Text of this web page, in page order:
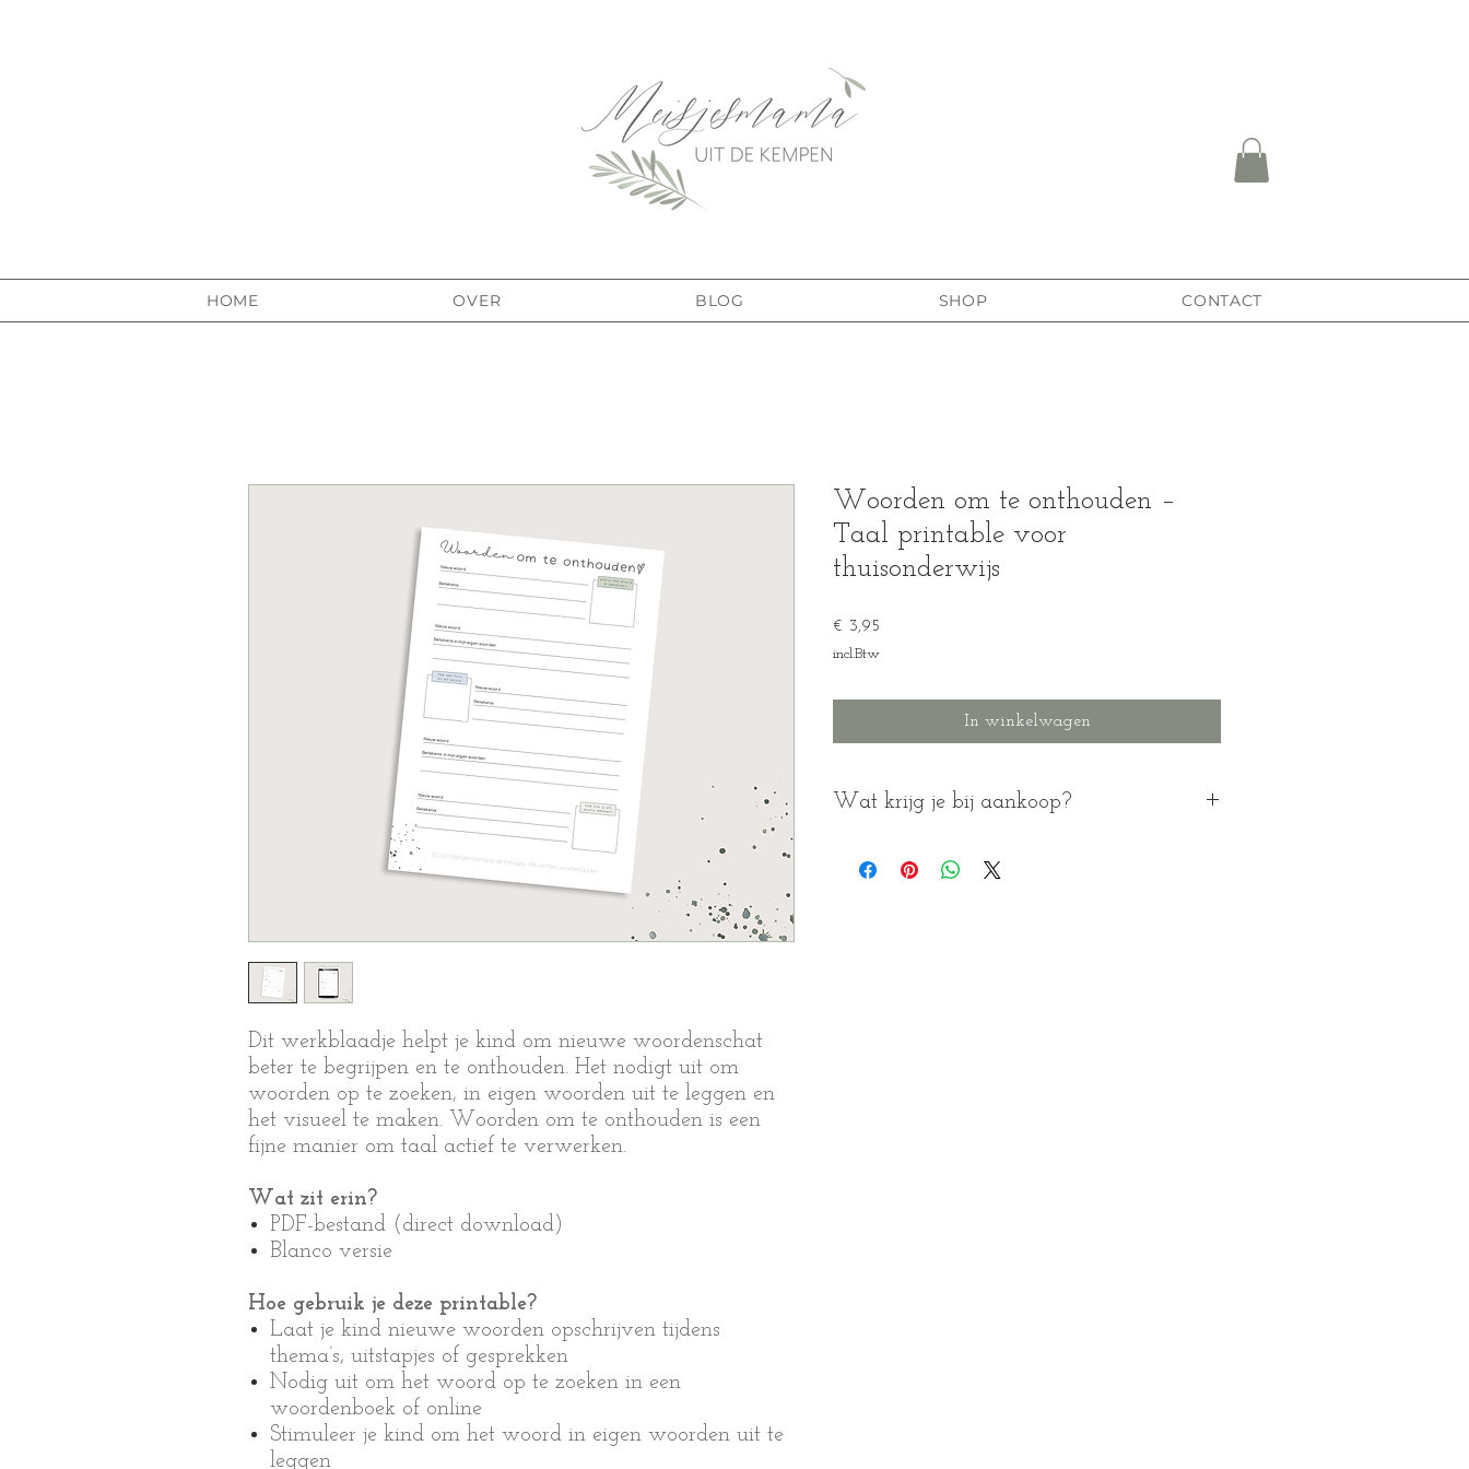
HOME OVER BLOG SHOP CONTACT
Dit werkblaadje helpt je kind om nieuwe woordenschat
beter te begrijpen en te onthouden. Het nodigt uit om
woorden op te zoeken, in eigen woorden uit te leggen en
het visueel te maken. Woorden om te onthouden is een
fijne manier om taal actief te verwerken.
Wat zit erin?
PDF-bestand (direct download)
Blanco versie
Hoe gebruik je deze printable?
Laat je kind nieuwe woorden opschrijven tijdens
thema’s, uitstapjes of gesprekken
Nodig uit om het woord op te zoeken in een
woordenboek of online
Stimuleer je kind om het woord in eigen woorden uit te
leggen
Woorden om te onthouden –
Taal printable voor
thuisonderwijs
€ 3,95
incl.Btw
In winkelwagen
Wat krijg je bij aankoop?
Blanco versie om te printen